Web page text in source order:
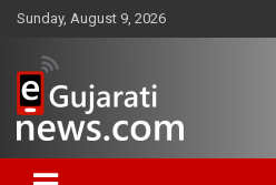
Skip
content
Sunday, August 9, 2026
ગુજરાત તેમજ દેશ-